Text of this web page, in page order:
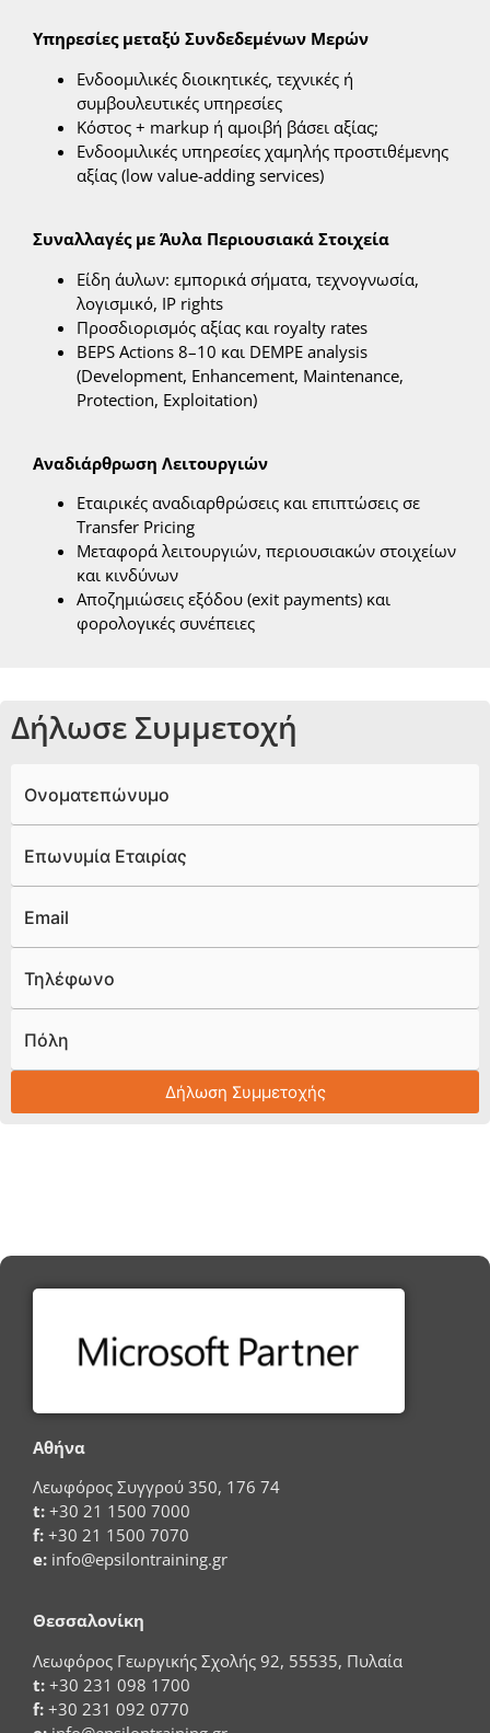
Υπηρεσίες μεταξύ Συνδεδεμένων Μερών
Ενδοομιλικές διοικητικές, τεχνικές ή
συμβουλευτικές υπηρεσίες
Κόστος + markup ή αμοιβή βάσει αξίας;
Ενδοομιλικές υπηρεσίες χαμηλής προστιθέμενης
αξίας (low value-adding services)
Συναλλαγές με Άυλα Περιουσιακά Στοιχεία
Είδη άυλων: εμπορικά σήματα, τεχνογνωσία,
λογισμικό, IP rights
Προσδιορισμός αξίας και royalty rates
BEPS Actions 8–10 και DEMPE analysis
(Development, Enhancement, Maintenance,
Protection, Exploitation)
Αναδιάρθρωση Λειτουργιών
Εταιρικές αναδιαρθρώσεις και επιπτώσεις σε
Transfer Pricing
Μεταφορά λειτουργιών, περιουσιακών στοιχείων
και κινδύνων
Αποζημιώσεις εξόδου (exit payments) και
φορολογικές συνέπειες
Δήλωσε Συμμετοχή
Ονοματεπώνυμο
Επωνυμία Εταιρίας
Email
Τηλέφωνο
Πόλη
Δήλωση Συμμετοχής
Αθήνα
Λεωφόρος Συγγρού 350, 176 74
t: +30 21 1500 7000
f: +30 21 1500 7070
e: info@epsilontraining.gr
Θεσσαλονίκη
Λεωφόρος Γεωργικής Σχολής 92, 55535, Πυλαία
t: +30 231 098 1700
f: +30 231 092 0770